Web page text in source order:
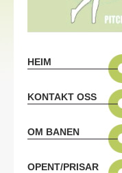
HEIM
KONTAKT OSS
OM BANEN
OPENT/PRISAR